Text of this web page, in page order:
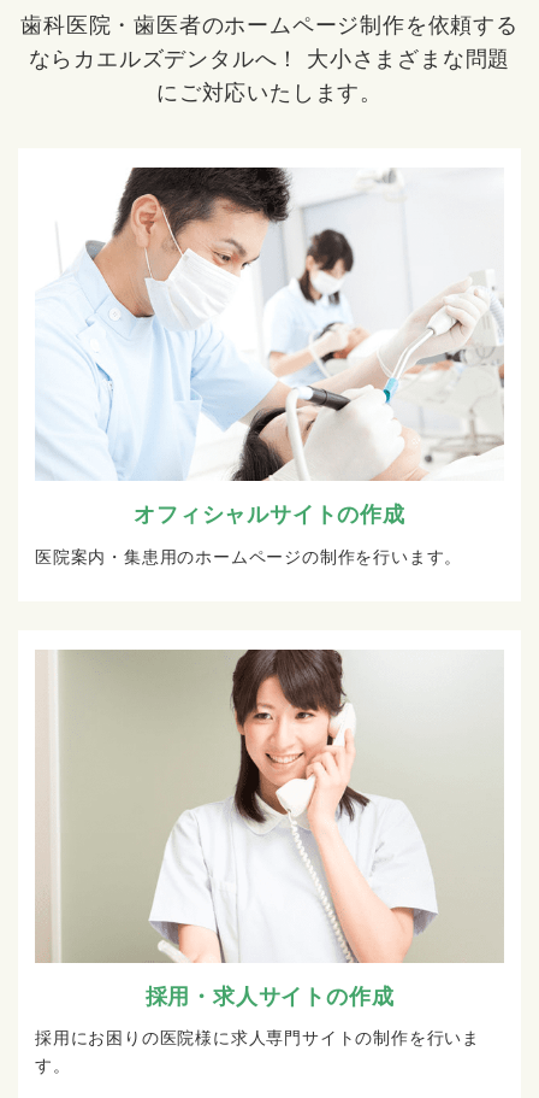
歯科医院・歯医者のホームページ制作を依頼する
ならカエルズデンタルへ！
大小さまざまな問題
にご対応いたします。
オフィシャルサイトの作成
医院案内・集患用のホームページの制作を行います。
採用・求人サイトの作成
採用にお困りの医院様に求人専門サイトの制作を行いま
す。